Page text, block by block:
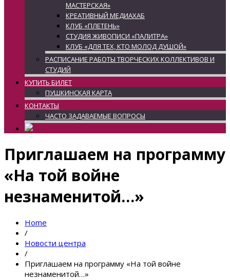
МАСТЕРСКАЯ»
КРЕАТИВНЫЙ МЕДИАХАБ
КЛУБ «ПЛЕТЕНЬ»
СТУДИЯ ЖИВОПИСИ «ПАЛИТРА»
КЛУБ «ДЛЯ ТЕХ, КТО МОЛОД ДУШОЙ»
РАСПИСАНИЕ РАБОТЫ ТВОРЧЕСКИХ КОЛЛЕКТИВОВ И
СТУДИЙ
КУПИТЬ БИЛЕТ
ПУШКИНСКАЯ КАРТА
КОНТАКТЫ
ЧАСТО ЗАДАВАЕМЫЕ ВОПРОСЫ
Приглашаем на программу
«На той войне
незнаменитой…»
Home
/
Новости центра
/
Приглашаем на программу «На той войне
незнаменитой…»